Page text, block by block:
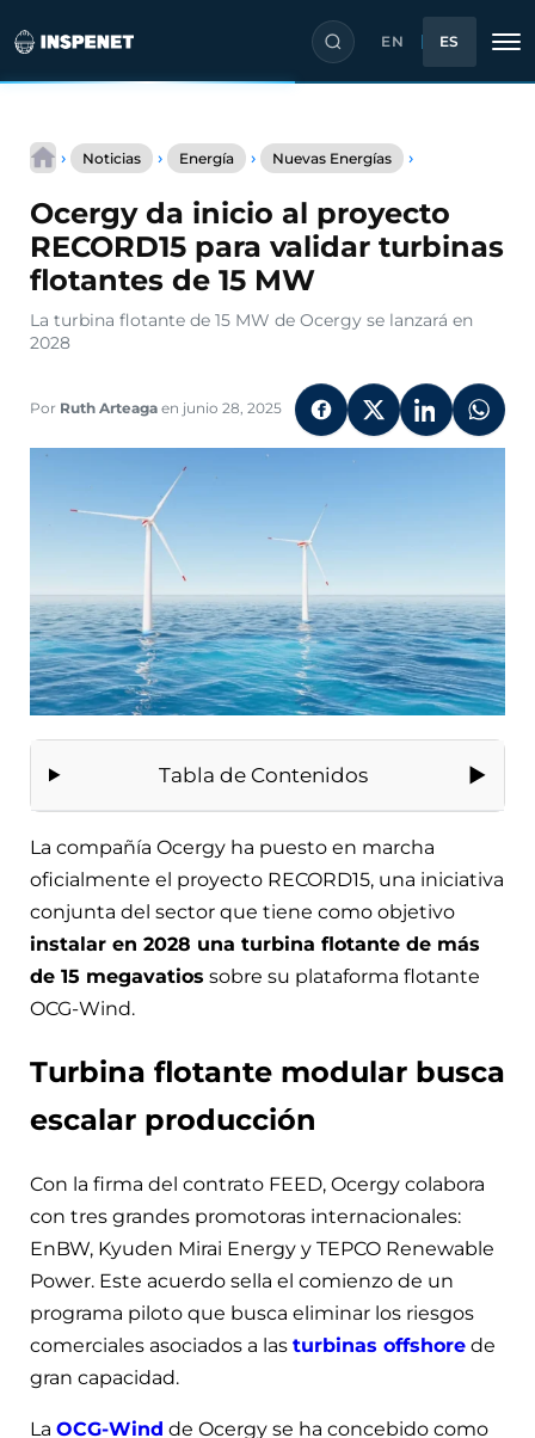
contenido
EN ES
› Noticias › Energía › Nuevas Energías ›
al
proyecto
RECORD15
turbinas
15
MW
Ocergy da inicio al proyecto
RECORD15 para validar turbinas
flotantes de 15 MW
La turbina flotante de 15 MW de Ocergy se lanzará en
2028
Por Ruth Arteaga en junio 28, 2025
Tabla de Contenidos
La compañía Ocergy ha puesto en marcha
oficialmente el proyecto RECORD15, una iniciativa
conjunta del sector que tiene como objetivo
instalar en 2028 una turbina flotante de más
de 15 megavatios sobre su plataforma flotante
OCG-Wind.
Turbina flotante modular busca
escalar producción
Con la firma del contrato FEED, Ocergy colabora
con tres grandes promotoras internacionales:
EnBW, Kyuden Mirai Energy y TEPCO Renewable
Power. Este acuerdo sella el comienzo de un
programa piloto que busca eliminar los riesgos
comerciales asociados a las turbinas offshore de
gran capacidad.
La OCG-Wind de Ocergy se ha concebido como